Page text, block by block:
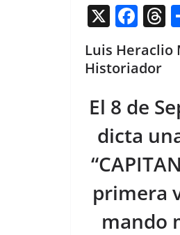
X F
c
e
b
o
o
k
T
h
d
s
Luis Heraclio
Historiador
El 8 de
dicta
primera
mando